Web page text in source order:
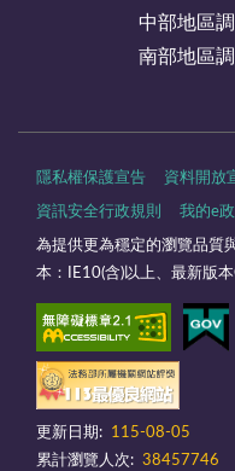
中部地區
南部地區
隱私權保護宣告 資料開放
資訊安全行政規則 我的e
為提供更為穩定的瀏覽品質
本：IE10(含)以上、最新版
更新日期:
115-08-05
累計瀏覽人次: 38457746